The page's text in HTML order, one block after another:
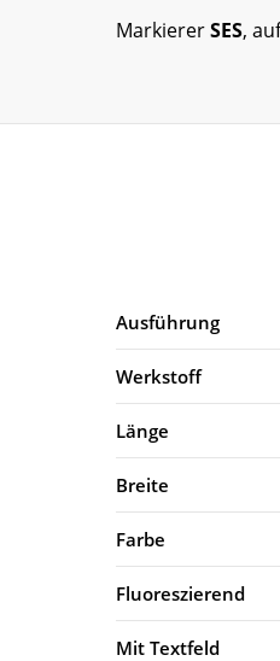
MarkiererSES,
Ausführung
Werkstoff
Länge
Breite
Farbe
Fluoreszierend
Mit Textfeld